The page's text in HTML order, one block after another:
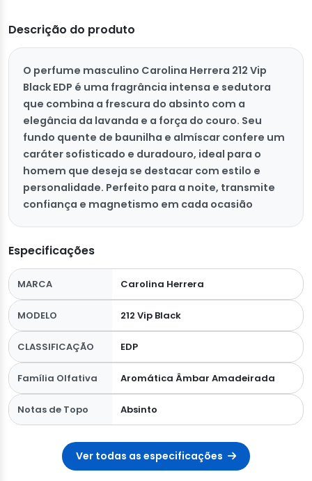
Descrição do produto
O perfume masculino Carolina Herrera 212 Vip
Black EDP é uma fragrância intensa e sedutora
que combina a frescura do absinto com a
elegância da lavanda e a força do couro. Seu
fundo quente de baunilha e almíscar confere um
caráter sofisticado e duradouro, ideal para o
homem que deseja se destacar com estilo e
personalidade. Perfeito para a noite, transmite
confiança e magnetismo em cada ocasião
Especificações
MARCA Carolina Herrera
MODELO 212 Vip Black
CLASSIFICAÇÃO EDP
Família Olfativa Aromática Âmbar Amadeirada
Notas de Topo Absinto
Ver todas as especificações